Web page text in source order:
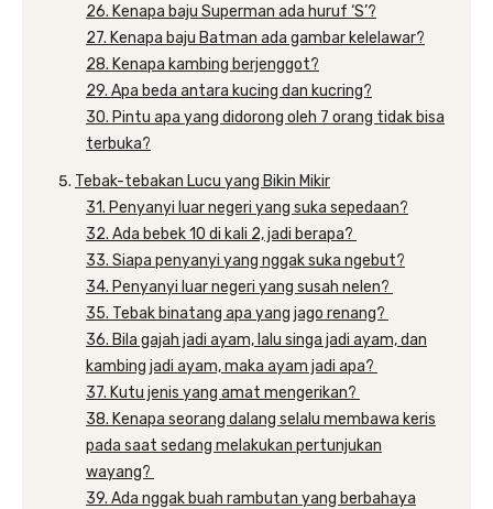
26. Kenapa baju Superman ada huruf ‘S’?
27. Kenapa baju Batman ada gambar kelelawar?
28. Kenapa kambing berjenggot?
29. Apa beda antara kucing dan kucring?
30. Pintu apa yang didorong oleh 7 orang tidak bisa
terbuka?
Tebak-tebakan Lucu yang Bikin Mikir
31. Penyanyi luar negeri yang suka sepedaan?
32. Ada bebek 10 di kali 2, jadi berapa?
33. Siapa penyanyi yang nggak suka ngebut?
34. Penyanyi luar negeri yang susah nelen?
35. Tebak binatang apa yang jago renang?
36. Bila gajah jadi ayam, lalu singa jadi ayam, dan
kambing jadi ayam, maka ayam jadi apa?
37. Kutu jenis yang amat mengerikan?
38. Kenapa seorang dalang selalu membawa keris
pada saat sedang melakukan pertunjukan
wayang?
39. Ada nggak buah rambutan yang berbahaya